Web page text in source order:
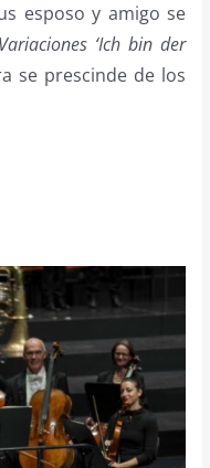
esposo y amigo se
Variaciones ‘Ich bin der
se prescinde de los